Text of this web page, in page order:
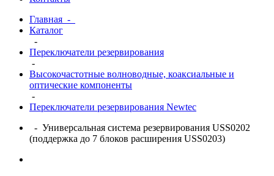
Главная -
Каталог
-
Переключатели резервирования
-
Высокочастотные волноводные, коаксиальные и
оптические компоненты
-
Переключатели резервирования Newtec
- Универсальная система резервирования USS0202
(поддержка до 7 блоков расширения USS0203)